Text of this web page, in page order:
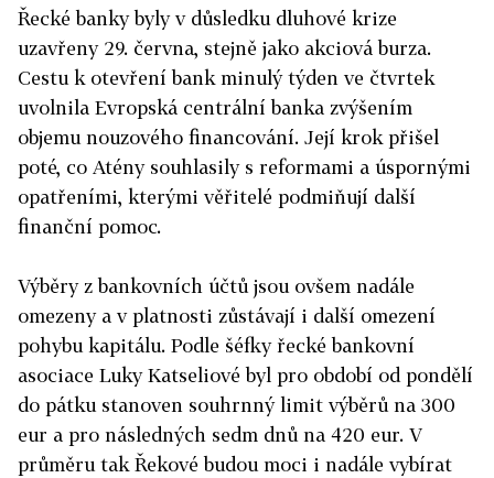
Řecké banky byly v důsledku dluhové krize
uzavřeny 29. června, stejně jako akciová burza.
Cestu k otevření bank minulý týden ve čtvrtek
uvolnila Evropská centrální banka zvýšením
objemu nouzového financování. Její krok přišel
poté, co Atény souhlasily s reformami a úspornými
opatřeními, kterými věřitelé podmiňují další
finanční pomoc.
Výběry z bankovních účtů jsou ovšem nadále
omezeny a v platnosti zůstávají i další omezení
pohybu kapitálu. Podle šéfky řecké bankovní
asociace Luky Katseliové byl pro období od pondělí
do pátku stanoven souhrnný limit výběrů na 300
eur a pro následných sedm dnů na 420 eur. V
průměru tak Řekové budou moci i nadále vybírat